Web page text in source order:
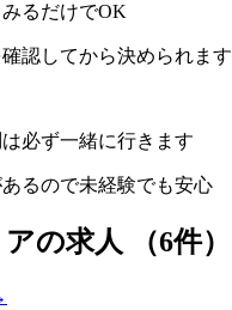
るだけでOK
認してから決められます
必ず一緒に行きます
るので未経験でも安心
の求人 （6件）